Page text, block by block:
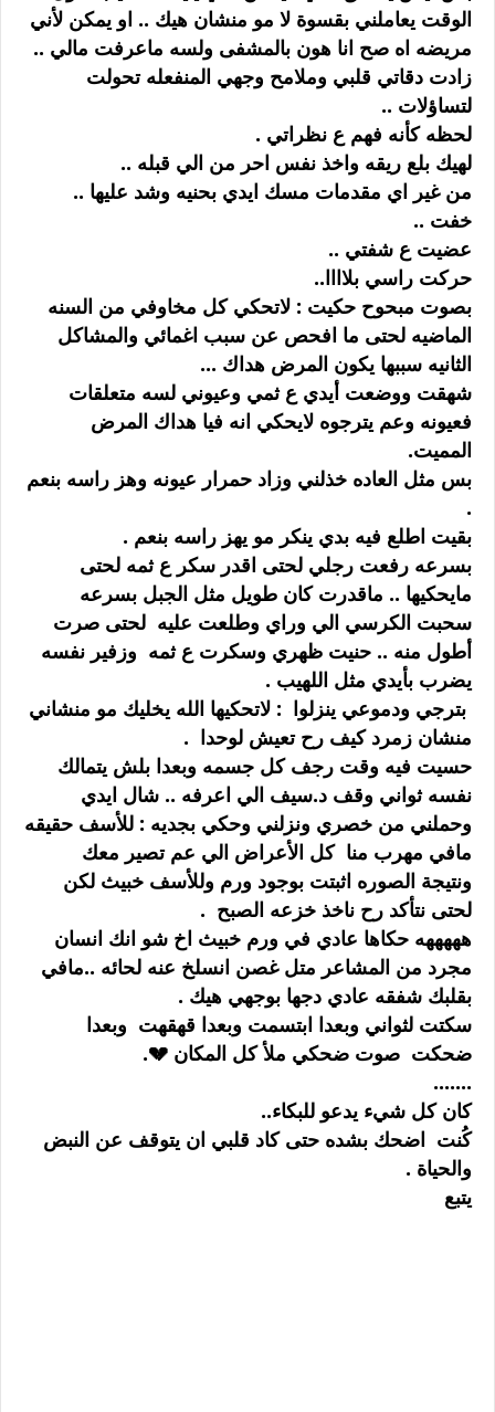
الوقت يعاملني بقسوة لا مو منشان هيك .. او يمكن لأني
مريضه اه صح انا هون بالمشفى ولسه ماعرفت مالي ..
زادت دقاتي قلبي وملامح وجهي المنفعله تحولت
لتساؤلات ..
لحظه كأنه فهم ع نظراتي .
لهيك بلع ريقه واخذ نفس احر من الي قبله ..
من غير اي مقدمات مسك ايدي بحنيه وشد عليها ..
خفت ..
عضيت ع شفتي ..
حركت راسي بلاااا..
بصوت مبحوح حكيت : لاتحكي كل مخاوفي من السنه
الماضيه لحتى ما افحص عن سبب اغمائي والمشاكل
الثانيه سببها يكون المرض هداك ...
شهقت ووضعت أيدي ع ثمي وعيوني لسه متعلقات
فعيونه وعم يترجوه لايحكي انه فيا هداك المرض
المميت.
بس مثل العاده خذلني وزاد حمرار عيونه وهز راسه بنعم
.
بقيت اطلع فيه بدي ينكر مو يهز راسه بنعم .
بسرعه رفعت رجلي لحتى اقدر سكر ع ثمه لحتى
مايحكيها .. ماقدرت كان طويل مثل الجبل بسرعه
سحبت الكرسي الي وراي وطلعت عليه لحتى صرت
أطول منه .. حنيت ظهري وسكرت ع ثمه وزفير نفسه
يضرب بأيدي مثل اللهيب .
بترجي ودموعي ينزلوا : لاتحكيها الله يخليك مو منشاني
منشان زمرد كيف رح تعيش لوحدا .
حسيت فيه وقت رجف كل جسمه وبعدا بلش يتمالك
نفسه ثواني وقف د.سيف الي اعرفه .. شال ايدي
وحملني من خصري ونزلني وحكي بجديه : للأسف حقيقه
مافي مهرب منا كل الأعراض الي عم تصير معك
ونتيجة الصوره اثبتت بوجود ورم وللأسف خبيث لكن
لحتى نتأكد رح ناخذ خزعه الصبح .
هههههه حكاها عادي في ورم خبيث اخ شو انك انسان
مجرد من المشاعر متل غصن انسلخ عنه لحائه ..مافي
بقلبك شفقه عادي دجها بوجهي هيك .
سكتت لثواني وبعدا ابتسمت وبعدا قهقهت وبعدا
ضحكت صوت ضحكي ملأ كل المكان 💔.
.......
كان كل شيء يدعو للبكاء..
كُنت اضحك بشده حتى كاد قلبي ان يتوقف عن النبض
والحياة .
يتبع